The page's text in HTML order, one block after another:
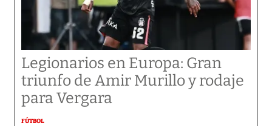
Legionarios en Europa: Gran
triunfo de Amir Murillo y rodaje
para Vergara
FÚTBOL